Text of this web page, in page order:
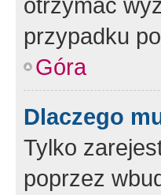
przypadku
Góra
Dlaczego
Tylko
poprzez